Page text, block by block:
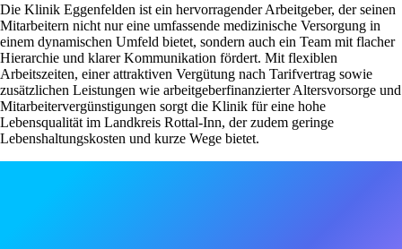
Die Klinik Eggenfelden ist ein hervorragender Arbeitgeber, der seinen
Mitarbeitern nicht nur eine umfassende medizinische Versorgung in
einem dynamischen Umfeld bietet, sondern auch ein Team mit flacher
Hierarchie und klarer Kommunikation fördert. Mit flexiblen
Arbeitszeiten, einer attraktiven Vergütung nach Tarifvertrag sowie
zusätzlichen Leistungen wie arbeitgeberfinanzierter Altersvorsorge und
Mitarbeitervergünstigungen sorgt die Klinik für eine hohe
Lebensqualität im Landkreis Rottal-Inn, der zudem geringe
Lebenshaltungskosten und kurze Wege bietet.